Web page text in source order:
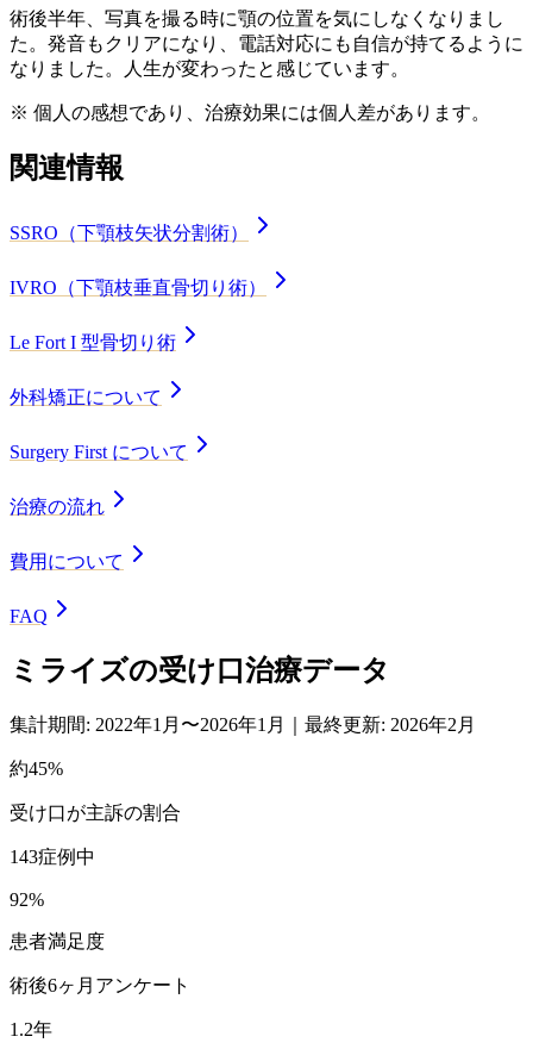
術後半年、写真を撮る時に顎の位置を気にしなくなりまし
た。発音もクリアになり、電話対応にも自信が持てるように
なりました。人生が変わったと感じています。
※ 個人の感想であり、治療効果には個人差があります。
関連情報
SSRO（下顎枝矢状分割術）
IVRO（下顎枝垂直骨切り術）
Le Fort I 型骨切り術
外科矯正について
Surgery First について
治療の流れ
費用について
FAQ
ミライズの受け口治療データ
集計期間: 2022年1月〜2026年1月｜最終更新: 2026年2月
約45%
受け口が主訴の割合
143症例中
92%
患者満足度
術後6ヶ月アンケート
1.2年